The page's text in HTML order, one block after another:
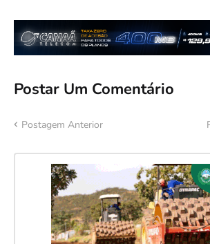
Postar Um Comentário
Postagem Anterior